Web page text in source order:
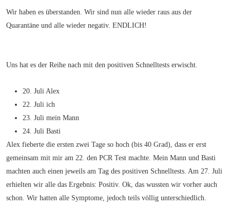
Wir haben es überstanden. Wir sind nun alle wieder raus aus der
Quarantäne und alle wieder negativ. ENDLICH!
Uns hat es der Reihe nach mit den positiven Schnelltests erwischt.
20. Juli Alex
22. Juli ich
23. Juli mein Mann
24. Juli Basti
Alex fieberte die ersten zwei Tage so hoch (bis 40 Grad), dass er erst
gemeinsam mit mir am 22. den PCR Test machte. Mein Mann und Basti
machten auch einen jeweils am Tag des positiven Schnelltests. Am 27. Juli
erhielten wir alle das Ergebnis: Positiv. Ok, das wussten wir vorher auch
schon. Wir hatten alle Symptome, jedoch teils völlig unterschiedlich.